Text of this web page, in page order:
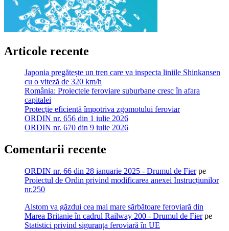
Articole recente
Japonia pregătește un tren care va inspecta liniile Shinkansen
cu o viteză de 320 km/h
România: Proiectele feroviare suburbane cresc în afara
capitalei
Protecție eficientă împotriva zgomotului feroviar
ORDIN nr. 656 din 1 iulie 2026
ORDIN nr. 670 din 9 iulie 2026
Comentarii recente
ORDIN nr. 66 din 28 ianuarie 2025 - Drumul de Fierpe
Proiectul de Ordin privind modificarea anexei Instrucțiunilor
nr.250
Alstom va găzdui cea mai mare sărbătoare feroviară din
Marea Britanie în cadrul Railway 200 - Drumul de Fierpe
Statistici privind siguranța feroviară în UE